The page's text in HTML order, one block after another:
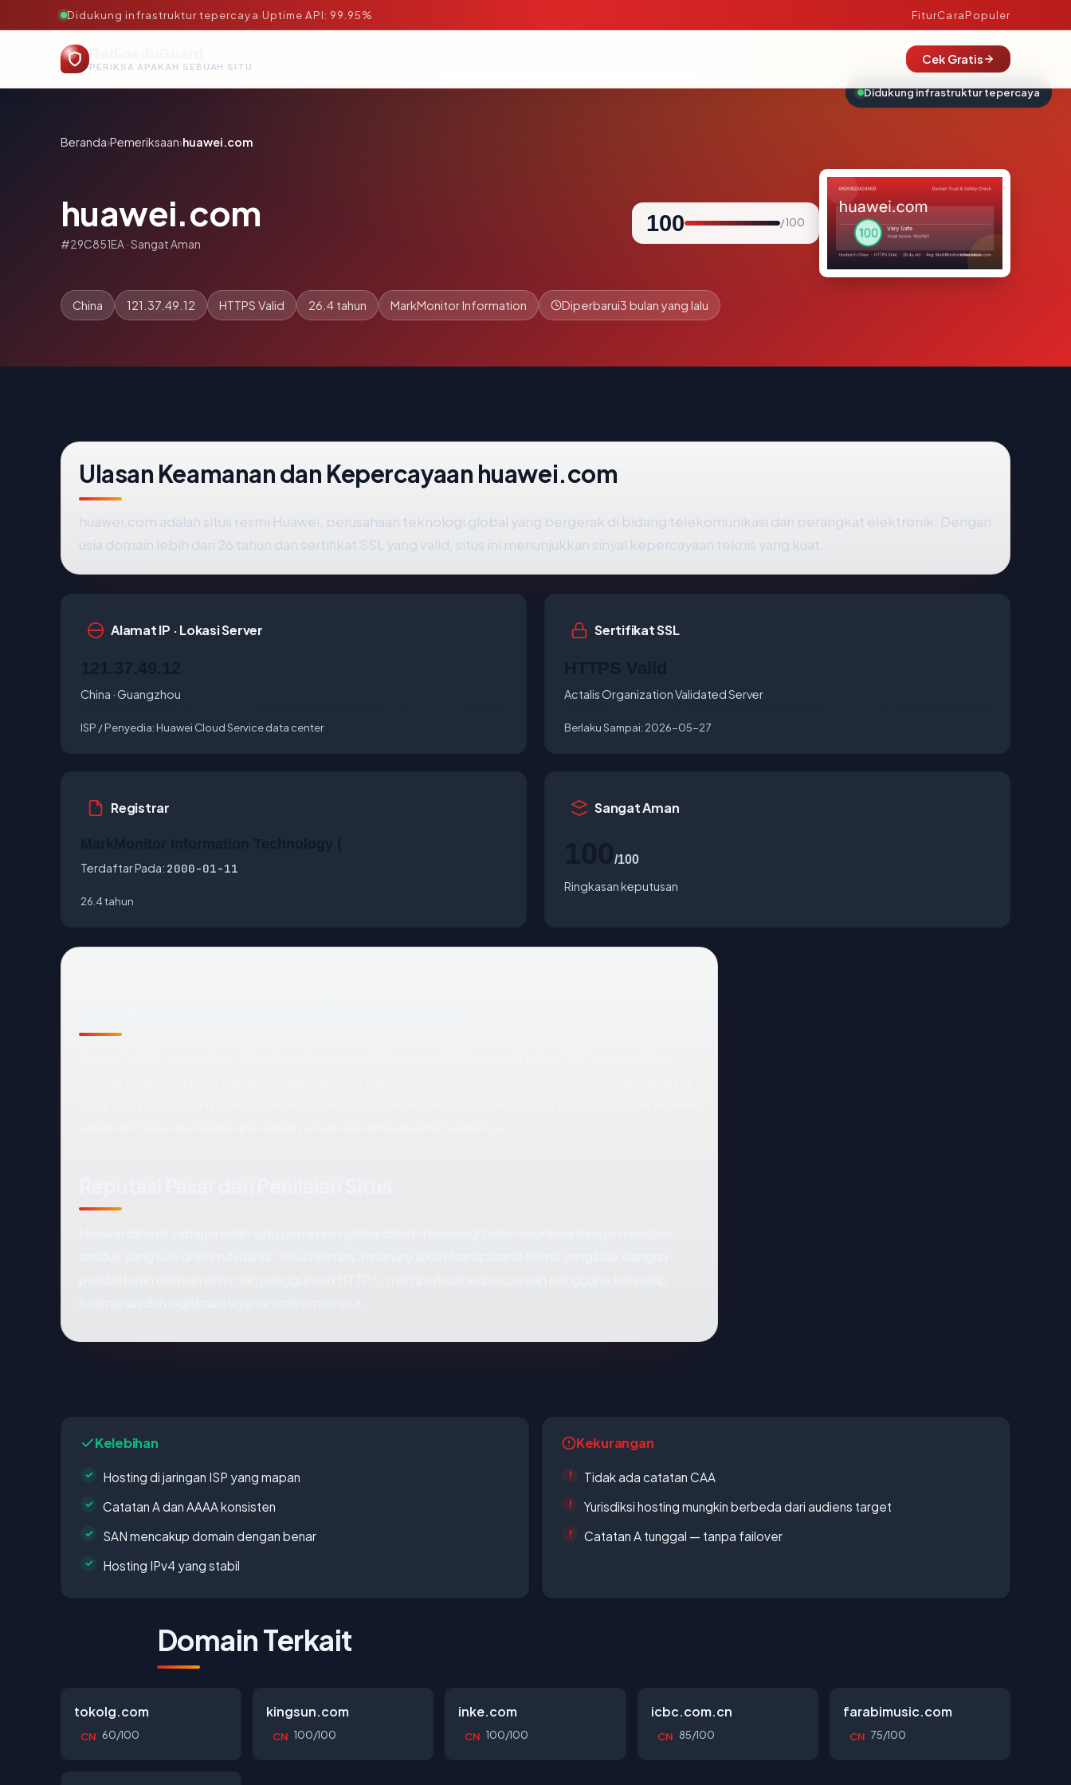
Didukung infrastruktur tepercaya·Uptime API: 99.95% FiturCaraPopuler
PERIKSA APAKAH SEBUAH SITUS AMAN, TEPERCAYA, DAN TERVERIFIKASI DALAM HITUNGAN DETIK.
Cek Gratis
Beranda›Pemeriksaan›huawei.com
huawei.com
#29C851EA · Sangat Aman
100 / 100
China 121.37.49.12 HTTPS Valid 26.4 tahun MarkMonitor Information Diperbarui3 bulan yang lalu
Ulasan Keamanan dan Kepercayaan huawei.com
huawei.com adalah situs resmi Huawei, perusahaan teknologi global yang bergerak di bidang telekomunikasi dan perangkat elektronik. Dengan
usia domain lebih dari 26 tahun dan sertifikat SSL yang valid, situs ini menunjukkan sinyal kepercayaan teknis yang kuat.
Alamat IP · Lokasi Server
China · Guangzhou
ISP / Penyedia: Huawei Cloud Service data center
Sertifikat SSL
Actalis Organization Validated Server
Berlaku Sampai: 2026-05-27
Registrar
Terdaftar Pada: 2000-01-11
26.4 tahun
Sangat Aman
/100
Ringkasan keputusan
Kelebihan
Hosting di jaringan ISP yang mapan
Catatan A dan AAAA konsisten
SAN mencakup domain dengan benar
Hosting IPv4 yang stabil
Kekurangan
Tidak ada catatan CAA
Yurisdiksi hosting mungkin berbeda dari audiens target
Catatan A tunggal — tanpa failover
Domain Terkait
tokolg.com
CN 60/100
kingsun.com
CN 100/100
inke.com
CN 100/100
icbc.com.cn
CN 85/100
farabimusic.com
CN 75/100
Didukung infrastruktur tepercaya